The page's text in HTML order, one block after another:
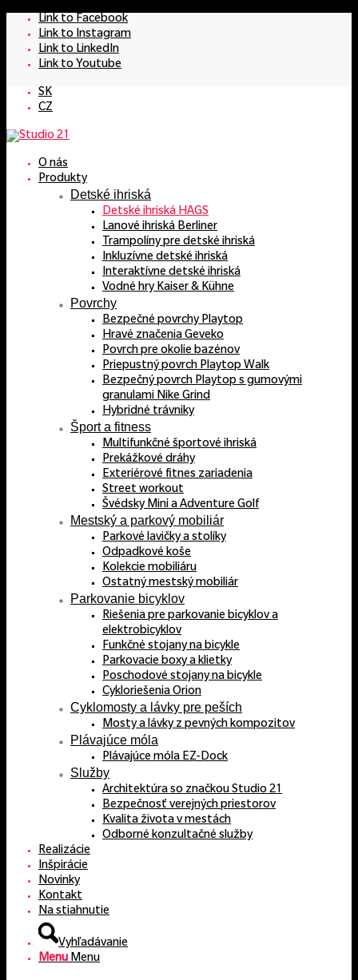
Link to Facebook
Link to Instagram
Link to LinkedIn
Link to Youtube
SK
CZ
O nás
Produkty
Detské ihriská
Detské ihriská HAGS
Lanové ihriská Berliner
Trampolíny pre detské ihriská
Inkluzívne detské ihriská
Interaktívne detské ihriská
Vodné hry Kaiser & Kühne
Povrchy
Bezpečné povrchy Playtop
Hravé značenia Geveko
Povrch pre okolie bazénov
Priepustný povrch Playtop Walk
Bezpečný povrch Playtop s gumovými
granulami Nike Grind
Hybridné trávniky
Šport a fitness
Multifunkčné športové ihriská
Prekážkové dráhy
Exteriérové fitnes zariadenia
Street workout
Švédsky Mini a Adventure Golf
Mestský a parkový mobiliár
Parkové lavičky a stolíky
Odpadkové koše
Kolekcie mobiliáru
Ostatný mestský mobiliár
Parkovanie bicyklov
Riešenia pre parkovanie bicyklov a
elektrobicyklov
Funkčné stojany na bicykle
Parkovacie boxy a klietky
Poschodové stojany na bicykle
Cykloriešenia Orion
Cyklomosty a lávky pre peších
Mosty a lávky z pevných kompozitov
Plávajúce móla
Plávajúce móla EZ-Dock
Služby
Architektúra so značkou Studio 21
Bezpečnosť verejných priestorov
Kvalita života v mestách
Odborné konzultačné služby
Realizácie
Inšpirácie
Novinky
Kontakt
Na stiahnutie
Vyhľadávanie
MenuMenu